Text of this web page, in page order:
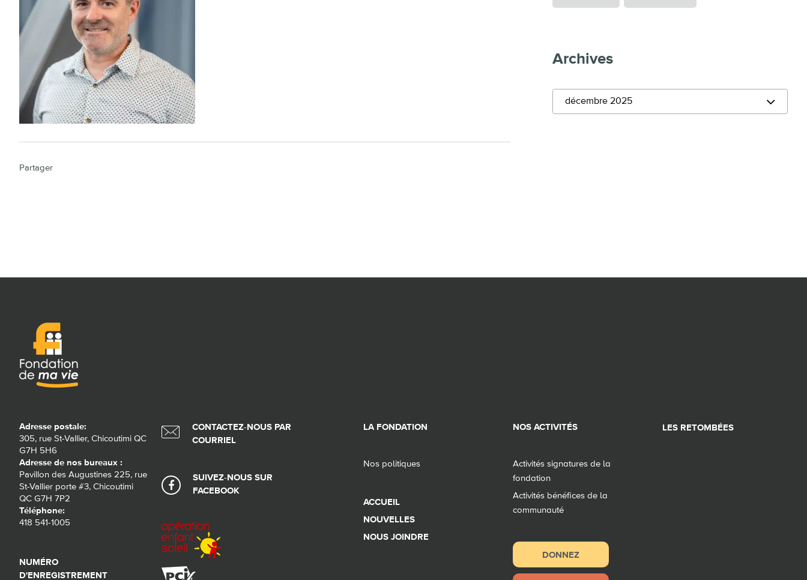
Partager
Archives
décembre 2025
Adresse postale:
305, rue St-Vallier, Chicoutimi QC
G7H 5H6
Adresse de nos bureaux :
Pavillon des Augustines 225, rue
St-Vallier porte #3, Chicoutimi
QC G7H 7P2
Téléphone:
418 541-1005
NUMÉRO
D'ENREGISTREMENT
CONTACTEZ-NOUS PAR
COURRIEL
SUIVEZ-NOUS SUR
FACEBOOK
LA FONDATION
Nos politiques
ACCUEIL
NOUVELLES
NOUS JOINDRE
NOS ACTIVITÉS
Activités signatures de la
fondation
Activités bénéfices de la
communauté
DONNEZ
LES RETOMBÉES